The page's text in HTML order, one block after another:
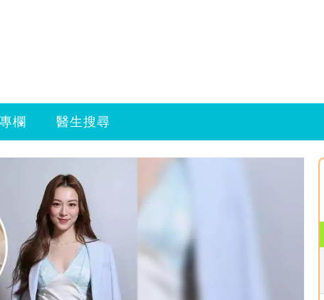
專欄 醫生搜尋